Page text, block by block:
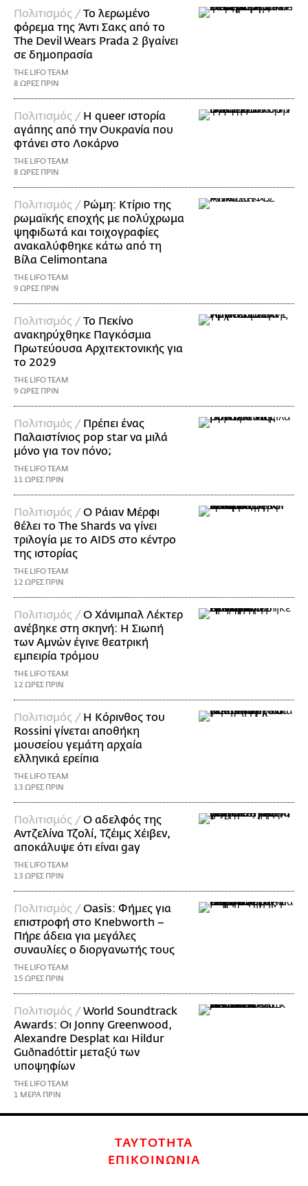
Πολιτισμός / Το λερωμένο
φόρεμα της Άντι Σακς από το
The Devil Wears Prada 2 βγαίνει
σε δημοπρασία
THE LIFO TEAM
8 ΩΡΕΣ ΠΡΙΝ
Πολιτισμός / Η queer ιστορία
αγάπης από την Ουκρανία που
φτάνει στο Λοκάρνο
THE LIFO TEAM
8 ΩΡΕΣ ΠΡΙΝ
Πολιτισμός / Ρώμη: Κτίριο της
ρωμαϊκής εποχής με πολύχρωμα
ψηφιδωτά και τοιχογραφίες
ανακαλύφθηκε κάτω από τη
Βίλα Celimontana
THE LIFO TEAM
9 ΩΡΕΣ ΠΡΙΝ
Πολιτισμός / Το Πεκίνο
ανακηρύχθηκε Παγκόσμια
Πρωτεύουσα Αρχιτεκτονικής για
το 2029
THE LIFO TEAM
9 ΩΡΕΣ ΠΡΙΝ
Πολιτισμός / Πρέπει ένας
Παλαιστίνιος pop star να μιλά
μόνο για τον πόνο;
THE LIFO TEAM
11 ΩΡΕΣ ΠΡΙΝ
Πολιτισμός / Ο Ράιαν Μέρφι
θέλει το The Shards να γίνει
τριλογία με το AIDS στο κέντρο
της ιστορίας
THE LIFO TEAM
12 ΩΡΕΣ ΠΡΙΝ
Πολιτισμός / Ο Χάνιμπαλ Λέκτερ
ανέβηκε στη σκηνή: Η Σιωπή
των Αμνών έγινε θεατρική
εμπειρία τρόμου
THE LIFO TEAM
12 ΩΡΕΣ ΠΡΙΝ
Πολιτισμός / Η Κόρινθος του
Rossini γίνεται αποθήκη
μουσείου γεμάτη αρχαία
ελληνικά ερείπια
THE LIFO TEAM
13 ΩΡΕΣ ΠΡΙΝ
Πολιτισμός / Ο αδελφός της
Αντζελίνα Τζολί, Τζέιμς Χέιβεν,
αποκάλυψε ότι είναι gay
THE LIFO TEAM
13 ΩΡΕΣ ΠΡΙΝ
Πολιτισμός / Oasis: Φήμες για
επιστροφή στο Knebworth –
Πήρε άδεια για μεγάλες
συναυλίες ο διοργανωτής τους
THE LIFO TEAM
15 ΩΡΕΣ ΠΡΙΝ
Πολιτισμός / World Soundtrack
Awards: Οι Jonny Greenwood,
Alexandre Desplat και Hildur
Guðnadóttir μεταξύ των
υποψηφίων
THE LIFO TEAM
1 ΜΕΡΑ ΠΡΙΝ
ΤΑΥΤΟΤΗΤΑ
ΕΠΙΚΟΙΝΩΝΙΑ